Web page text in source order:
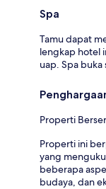
Spa
Tamu dapat
lengkap hotel
uap. Spa buka
Properti
Properti ini
yang
beberapa
budaya, dan